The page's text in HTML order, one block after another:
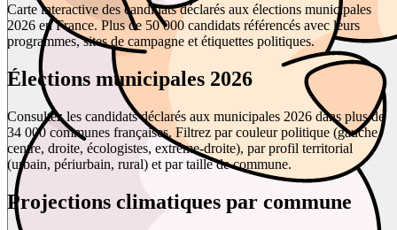
Carte interactive des candidats déclarés aux élections municipales
2026 en France. Plus de 50 000 candidats référencés avec leurs
programmes, sites de campagne et étiquettes politiques.
Élections municipales 2026
Consultez les candidats déclarés aux municipales 2026 dans plus de
34 000 communes françaises. Filtrez par couleur politique (gauche,
centre, droite, écologistes, extrême-droite), par profil territorial
(urbain, périurbain, rural) et par taille de commune.
Projections climatiques par commune